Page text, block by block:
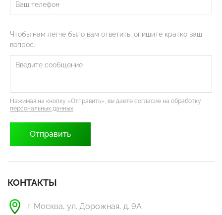
Чтобы нам легче было вам ответить, опишите кратко ваш
вопрос.
Нажимая на кнопку «Отправить», вы даете согласие на обработку
персональных данных
КОНТАКТЫ
г. Москва, ул. Дорожная, д. 9А